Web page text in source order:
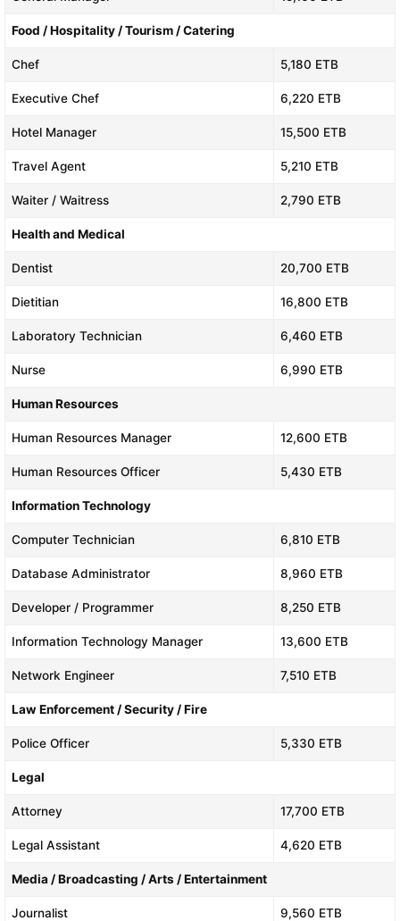
Food / Hospitality / Tourism / Catering
Chef 5,180 ETB
Executive Chef 6,220 ETB
Hotel Manager 15,500 ETB
Travel Agent 5,210 ETB
Waiter / Waitress 2,790 ETB
Health and Medical
Dentist 20,700 ETB
Dietitian 16,800 ETB
Laboratory Technician 6,460 ETB
Nurse 6,990 ETB
Human Resources
Human Resources Manager 12,600 ETB
Human Resources Officer 5,430 ETB
Information Technology
Computer Technician 6,810 ETB
Database Administrator 8,960 ETB
Developer / Programmer 8,250 ETB
Information Technology Manager 13,600 ETB
Network Engineer 7,510 ETB
Law Enforcement / Security / Fire
Police Officer 5,330 ETB
Legal
Attorney 17,700 ETB
Legal Assistant 4,620 ETB
Media / Broadcasting / Arts / Entertainment
Journalist 9,560 ETB